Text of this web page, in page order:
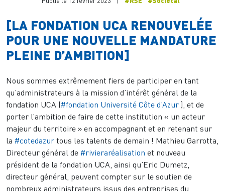
[LA FONDATION UCA RENOUVELÉE
POUR UNE NOUVELLE MANDATURE
PLEINE D’AMBITION]
Nous sommes extrêmement fiers de participer en tant
qu’administrateurs à la mission d’intérêt général de la
fondation UCA (#fondation Université Côte d’Azur ), et de
porter l’ambition de faire de cette institution « un acteur
majeur du territoire » en accompagnant et en retenant sur
la #cotedazurtous les talents de demain ! Mathieu Garrotta,
Directeur général de #rivieraréalisation et nouveau
président de la fondation UCA, ainsi qu’Eric Dumetz,
directeur général, peuvent compter sur le soutien de
nombreux administrateurs issus des entreprises du